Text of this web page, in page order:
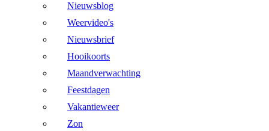
Nieuwsblog
Weervideo's
Nieuwsbrief
Hooikoorts
Maandverwachting
Feestdagen
Vakantieweer
Zon